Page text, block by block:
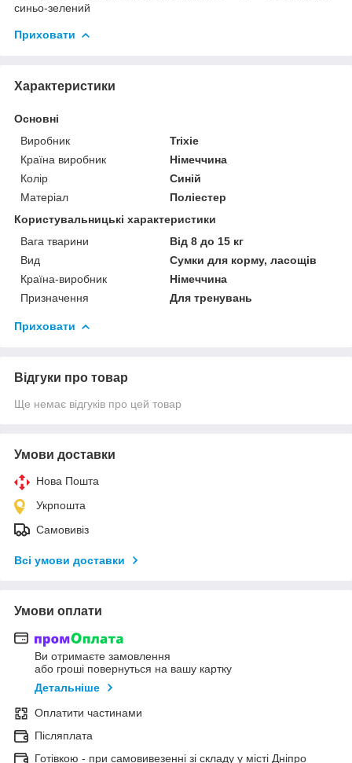
синьо-зелений
Приховати
Характеристики
Основні
Виробник
Trixie
Країна виробник
Німеччина
Колір
Синій
Матеріал
Поліестер
Користувальницькі характеристики
Вага тварини
Від 8 до 15 кг
Вид
Сумки для корму, ласощів
Країна-виробник
Німеччина
Призначення
Для тренувань
Приховати
Відгуки про товар
Ще немає відгуків про цей товар
Умови доставки
Нова Пошта
Укрпошта
Самовивіз
Всі умови доставки
Умови оплати
Ви отримаєте замовлення
або гроші повернуться на вашу картку
Детальніше
Оплатити частинами
Післяплата
Готівкою - при самовивезенні зі складу у місті Дніпро